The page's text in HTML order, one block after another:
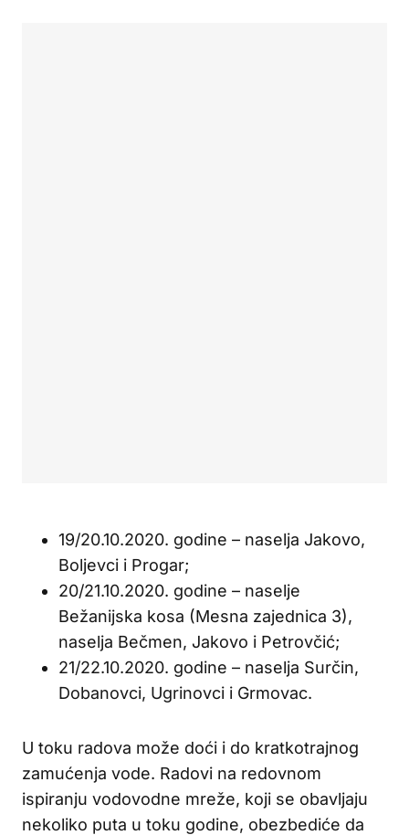
19/20.10.2020. godine – naselja Jakovo,
Boljevci i Progar;
20/21.10.2020. godine – naselje
Bežanijska kosa (Mesna zajednica 3),
naselja Bečmen, Jakovo i Petrovčić;
21/22.10.2020. godine – naselja Surčin,
Dobanovci, Ugrinovci i Grmovac.
U toku radova može doći i do kratkotrajnog
zamućenja vode. Radovi na redovnom
ispiranju vodovodne mreže, koji se obavljaju
nekoliko puta u toku godine, obezbediće da